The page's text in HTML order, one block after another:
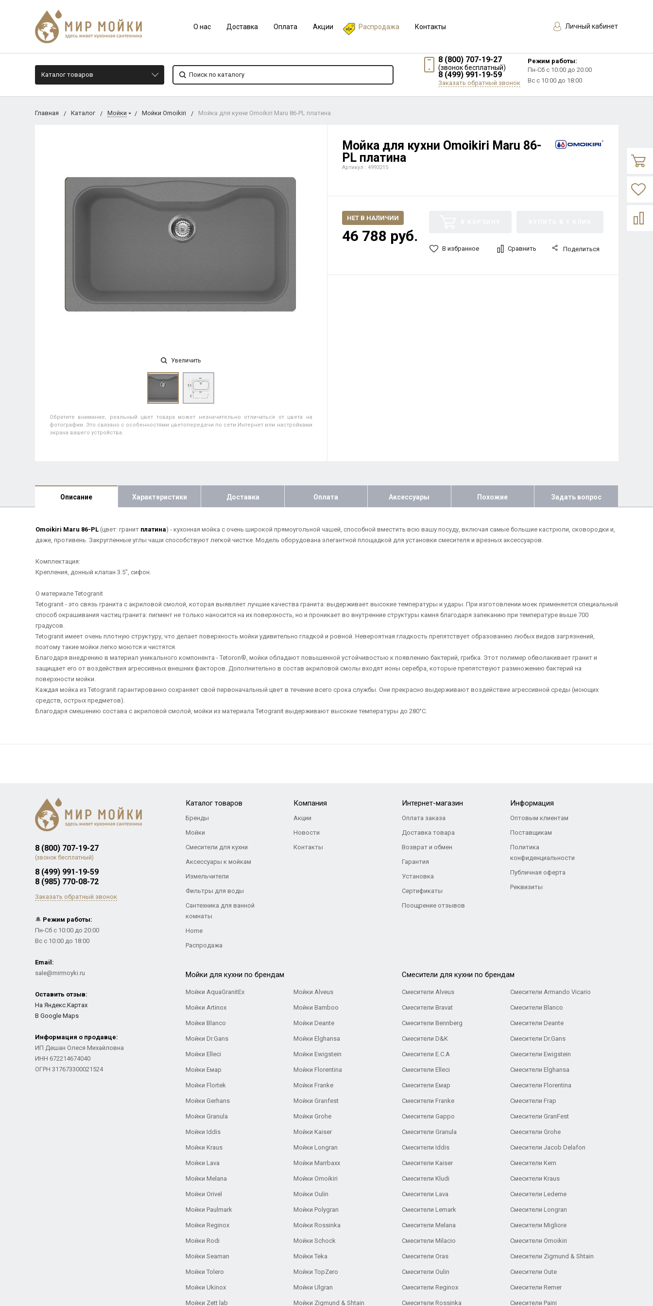
О нас Доставка Оплата Акции Распродажа Контакты Личный кабинет
Каталог товаров
8 (800) 707-19-27
(звонок бесплатный)
8 (499) 991-19-59
Заказать обратный звонок
Режим работы:
Пн-Сб с 10:00 до 20:00
Вс с 10:00 до 18:00
Главная Каталог Мойки Мойки Omoikiri Мойка для кухни Omoikiri Maru 86-PL платина
Увеличить
Обратите внимание, реальный цвет товара может незначительно отличаться от цвета на
фотографии. Это связано с особенностями цветопередачи по сети Интернет или настройками
экрана вашего устройства.
Мойка для кухни Omoikiri Maru 86-
PL платина
Артикул : 4993215
НЕТ В НАЛИЧИИ
46 788 руб.
В избранное Сравнить Поделиться
Описание Характеристики Доставка Оплата Аксессуары Похожие Задать вопрос
Omoikiri Maru 86-PL(цвет: гранит платина) - кухонная мойка с очень широкой прямоугольной чашей, способной вместить всю вашу посуду, включая самые большие кастрюли, сковородки и,
даже, противень. Закругленные углы чаши способствуют легкой чистке. Модель оборудована элегантной площадкой для установки смесителя и врезных аксессуаров.
Комплектация:
Крепления, донный клапан 3.5", сифон.
О материале Tetogranit
Tetogranit - это связь гранита с акриловой смолой, которая выявляет лучшие качества гранита: выдерживает высокие температуры и удары. При изготовлении моек применяется специальный
способ окрашивания частиц гранита: пигмент не только наносится на их поверхность, но и проникает во внутренние структуры камня благодаря запеканию при температуре выше 700
градусов.
Tetogranit имеет очень плотную структуру, что делает поверхность мойки удивительно гладкой и ровной. Невероятная гладкость препятствует образованию любых видов загрязнений,
поэтому такие мойки легко моются и чистятся.
Благодаря внедрению в материал уникального компонента - Tetoron®, мойки обладают повышенной устойчивостью к появлению бактерий, грибка. Этот полимер обволакивает гранит и
защищает его от воздействия агрессивных внешних факторов. Дополнительно в состав акриловой смолы входят ионы серебра, которые препятствуют размножению бактерий на
поверхности мойки.
Каждая мойка из Tetogranit гарантированно сохраняет свой первоначальный цвет в течение всего срока службы. Они прекрасно выдерживают воздействие агрессивной среды (моющих
средств, острых предметов).
Благодаря смешению состава с акриловой смолой, мойки из материала Tetogranit выдерживают высокие температуры до 280°С.
8 (800) 707-19-27
(звонок бесплатный)
8 (499) 991-19-59
8 (985) 770-08-72
Заказать обратный звонок
🔔 Режим работы:
Пн-Сб с 10:00 до 20:00
Вс с 10:00 до 18:00
Email:
sale@mirmoyki.ru
Оставить отзыв:
На Яндекс.Картах
В Google Maps
Информация о продавце:
ИП Дешан Олеся Михайловна
ИНН 672214674040
ОГРН 317673300021524
Каталог товаров
Бренды
Мойки
Смесители для кухни
Аксессуары к мойкам
Измельчители
Фильтры для воды
Сантехника для ванной
комнаты
Home
Распродажа
Компания
Акции
Новости
Контакты
Интернет-магазин
Оплата заказа
Доставка товара
Возврат и обмен
Гарантия
Установка
Сертификаты
Поощрение отзывов
Информация
Оптовым клиентам
Поставщикам
Политика
конфиденциальности
Публичная оферта
Реквизиты
Мойки для кухни по брендам
Мойки AquaGranitEx Мойки Alveus
Мойки Artinox Мойки Bamboo
Мойки Blanco Мойки Deante
Мойки Dr.Gans Мойки Elghansa
Мойки Elleci Мойки Ewigstein
Мойки Емар Мойки Florentina
Мойки Flortek Мойки Franke
Мойки Gerhans Мойки Granfest
Мойки Granula Мойки Grohe
Мойки Iddis Мойки Kaiser
Мойки Kraus Мойки Longran
Мойки Lava Мойки Marrbaxx
Мойки Melana Мойки Omoikiri
Мойки Orivel Мойки Oulin
Мойки Paulmark Мойки Polygran
Мойки Reginox Мойки Rossinka
Мойки Rodi Мойки Schock
Мойки Seaman Мойки Teka
Мойки Tolero Мойки TopZero
Мойки Ukinox Мойки Ulgran
Мойки Zett lab Мойки Zigmund & Shtain
Cмесители для кухни по брендам
Смесители Alveus Смесители Armando Vicario
Смесители Bravat Смесители Blanco
Смесители Bennberg Смесители Deante
Смесители D&K Смесители Dr.Gans
Смесители E.C.A Cмесители Ewigstein
Смесители Elleci Смесители Elghansa
Смесители Емар Смесители Florentina
Смесители Franke Смесители Frap
Смесители Gappo Смесители GranFest
Смесители Granula Смесители Grohe
Смесители Iddis Смесители Jacob Delafon
Смесители Kaiser Смесители Kern
Смесители Kludi Смесители Kraus
Смесители Lava Смесители Ledeme
Смесители Lemark Смесители Longran
Смесители Melana Смесители Migliore
Смесители Milacio Смесители Omoikiri
Смесители Oras Смесители Zigmund & Shtain
Смесители Oulin Смесители Oute
Смесители Reginox Смесители Remer
Смесители Rossinka Смесители Paini